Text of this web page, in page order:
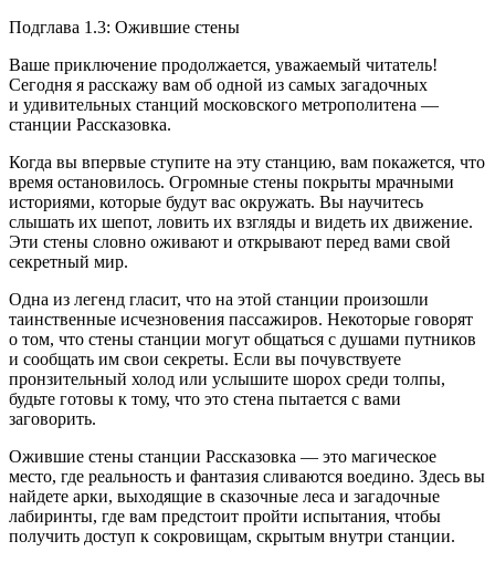
Подглава 1.3: Ожившие стены
Ваше приключение продолжается, уважаемый читатель!
Сегодня я расскажу вам об одной из самых загадочных
и удивительных станций московского метрополитена —
станции Рассказовка.
Когда вы впервые ступите на эту станцию, вам покажется, что
время остановилось. Огромные стены покрыты мрачными
историями, которые будут вас окружать. Вы научитесь
слышать их шепот, ловить их взгляды и видеть их движение.
Эти стены словно оживают и открывают перед вами свой
секретный мир.
Одна из легенд гласит, что на этой станции произошли
таинственные исчезновения пассажиров. Некоторые говорят
о том, что стены станции могут общаться с душами путников
и сообщать им свои секреты. Если вы почувствуете
пронзительный холод или услышите шорох среди толпы,
будьте готовы к тому, что это стена пытается с вами
заговорить.
Ожившие стены станции Рассказовка — это магическое
место, где реальность и фантазия сливаются воедино. Здесь вы
найдете арки, выходящие в сказочные леса и загадочные
лабиринты, где вам предстоит пройти испытания, чтобы
получить доступ к сокровищам, скрытым внутри станции.